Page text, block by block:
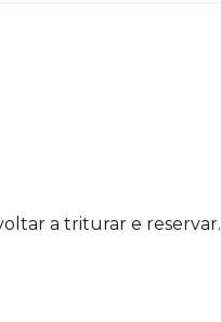
a triturar e reservar.